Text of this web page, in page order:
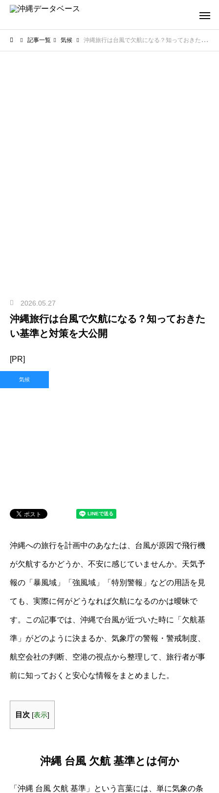
記事一覧 気候 沖縄旅行は台風で欠航になる？知っておきたい基準と対策を大公開
2026.05.27
沖縄旅行は台風で欠航になる？知っておきた
い基準と対策を大公開
[PR]
気候
沖縄への旅行を計画中のあなたは、台風が原因で飛行機
が欠航するかどうか、不安に感じていませんか。天気予
報の「暴風域」「強風域」「特別警報」などの用語を見
ても、実際に何がどうなれば欠航になるのかは曖昧で
す。この記事では、沖縄で台風が近づいた時に「欠航基
準」がどのように決まるか、気象庁の警報・警戒制度、
航空会社の判断、空港の視点から整理して、旅行者が事
前に知っておくと安心な情報をまとめました。
目次 [表示]
沖縄 台風 欠航 基準とは何か
「沖縄 台風 欠航 基準」という言葉には、単に気象の条